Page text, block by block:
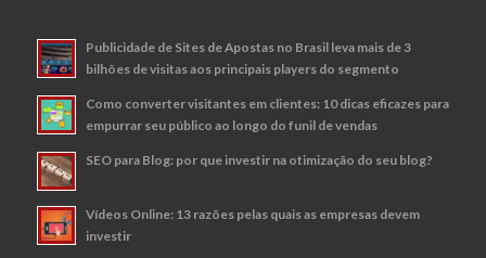
Publicidade de Sites de Apostas no Brasil leva mais de 3
bilhões de visitas aos principais players do segmento
Como converter visitantes em clientes: 10 dicas eficazes para
empurrar seu público ao longo do funil de vendas
SEO para Blog: por que investir na otimização do seu blog?
Vídeos Online: 13 razões pelas quais as empresas devem
investir